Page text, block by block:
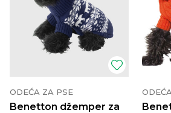
ODEĆA ZA PSE
Benetton džemper za